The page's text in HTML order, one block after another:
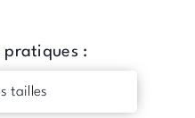
pratiques :
tailles